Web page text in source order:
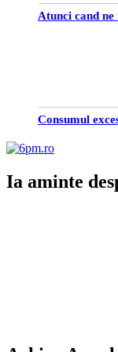
Atunci cand
Consumul
Ia aminte